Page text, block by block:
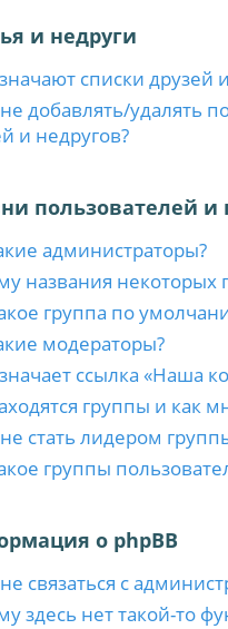
и недруги
списки друзей
добавлять/удалять
и недругов?
пользователей и
администраторы?
названия некоторых
группа по
модераторы?
ссылка «Наша
группы и как
стать лидером
группы
о phpBB
связаться с
здесь нет такой-то